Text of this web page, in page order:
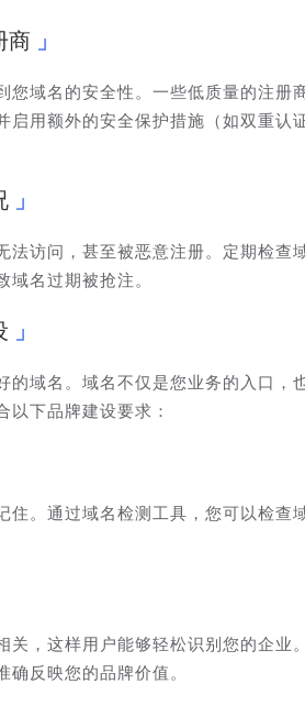
商
您域名的安全性。一些低质量的注册
启用额外的安全保护措施（如双重认
法访问，甚至被恶意注册。定期检查
域名过期被抢注。
的域名。域名不仅是您业务的入口，
以下品牌建设要求：
住。通过域名检测工具，您可以检查
关，这样用户能够轻松识别您的企业
确反映您的品牌价值。